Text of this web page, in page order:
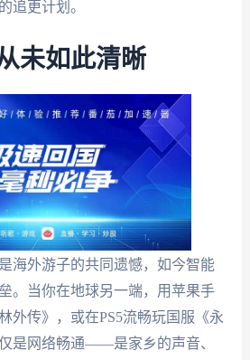
追更计划。
未如此清晰
海外游子的共同遗憾，如今智能
。当你在地球另一端，用苹果手
外传》，或在PS5流畅玩国服《永
是网络畅通——是家乡的声音、